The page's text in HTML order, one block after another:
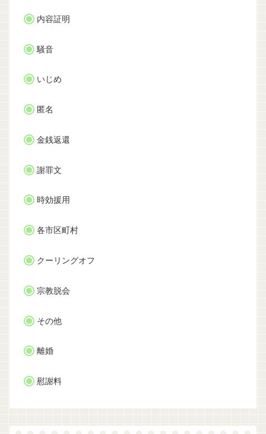
内容証明
騒音
いじめ
匿名
金銭返還
謝罪文
時効援用
各市区町村
クーリングオフ
宗教脱会
その他
離婚
慰謝料